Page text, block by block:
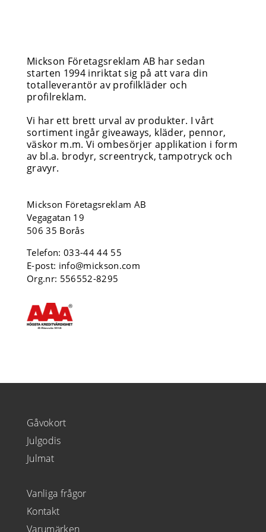
Mickson Företagsreklam AB har sedan
starten 1994 inriktat sig på att vara din
totalleverantör av profilkläder och
profilreklam.
Vi har ett brett urval av produkter. I vårt
sortiment ingår giveaways, kläder, pennor,
väskor m.m. Vi ombesörjer applikation i form
av bl.a. brodyr, screentryck, tampotryck och
gravyr.
Mickson Företagsreklam AB
Vegagatan 19
506 35 Borås
Telefon:033-44 44 55
E-post: info@mickson.com
Org.nr: 556552-8295
Gåvokort
Julgodis
Julmat
Vanliga frågor
Kontakt
Varumärken